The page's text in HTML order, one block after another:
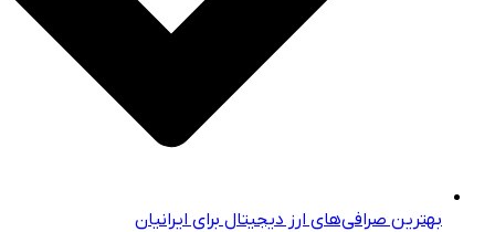
بهترین صرافی‌های ارز دیجیتال برای ایرانیان